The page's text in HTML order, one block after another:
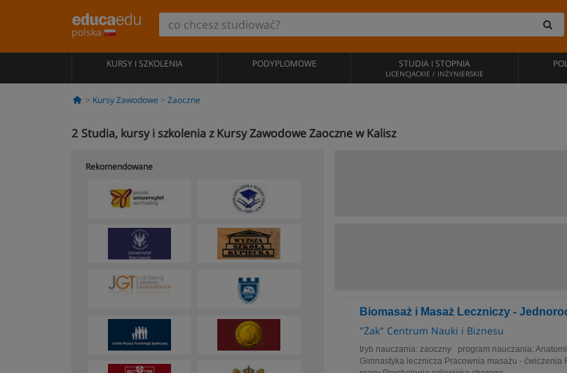
polska
KURSY I SZKOLENIA PODYPLOMOWE STUDIA I STOPNIA
LICENCJACKIE / INŻYNIERSKIE
Kursy Zawodowe Zaoczne
2 Studia, kursy i szkolenia z Kursy Zawodowe Zaoczne w Kalisz
Biomasaż i Masaż Leczniczy -
"Żak" Centrum Nauki i Biznesu
tryb nauczania: zaoczny program nauczania:
Gimnastyka lecznicza Pracownia masażu -
Rekomendowane